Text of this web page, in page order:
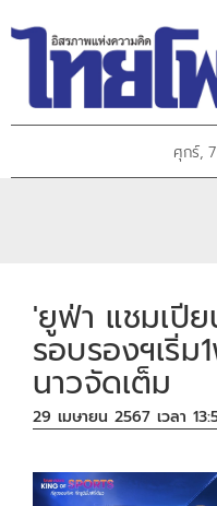
ศุกร์,
'ยูฟ่า แชมเปี
รอบรองฯเริ่
นาวจัดเต็ม
29 เมษายน 2567 เวลา